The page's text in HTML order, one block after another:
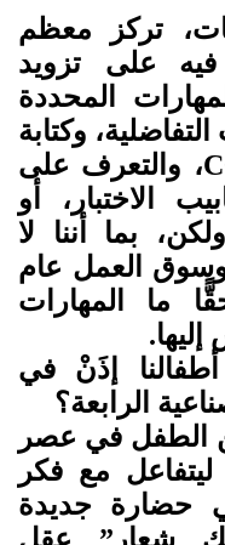
تركز معظم
على تزويد
المحددة
وكتابة
، والتعرف على
الاختبار، أو
بما أننا لا
العمل عام
حقًّا ما المهارات
إذَنْ في
الرابعة؟
الطفل في عصر
ليتفاعل مع فكر
حضارة جديدة
شعار” عقل